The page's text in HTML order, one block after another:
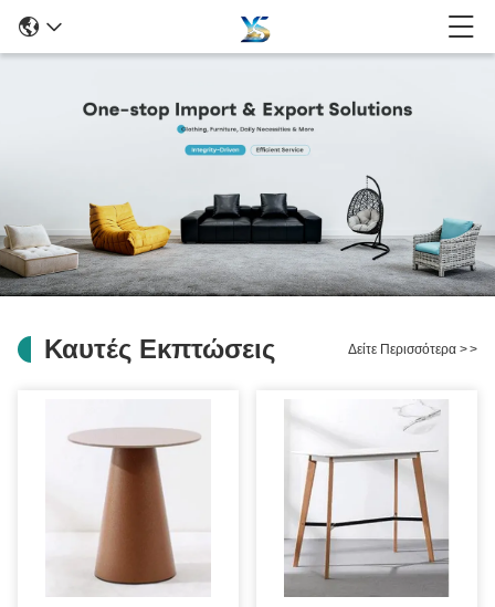
Καυτές Εκπτώσεις Δείτε Περισσότερα >>